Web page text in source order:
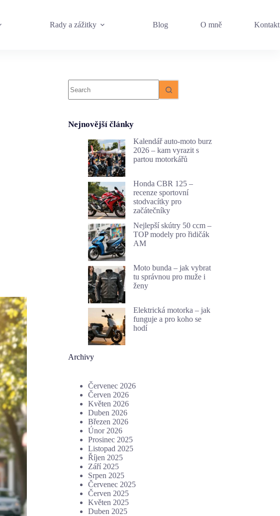
Rady a zážitky Blog O mně Kontakt
results
Nejnovější články
Kalendář auto-moto burz
2026 – kam vyrazit s
partou motorkářů
Honda CBR 125 –
recenze sportovní
stodvacítky pro
začátečníky
Nejlepší skútry 50 ccm –
TOP modely pro řidičák
AM
Moto bunda – jak vybrat
tu správnou pro muže i
ženy
Elektrická motorka – jak
funguje a pro koho se
hodí
Archivy
Červenec 2026
Červen 2026
Květen 2026
Duben 2026
Březen 2026
Únor 2026
Prosinec 2025
Listopad 2025
Říjen 2025
Září 2025
Srpen 2025
Červenec 2025
Červen 2025
Květen 2025
Duben 2025